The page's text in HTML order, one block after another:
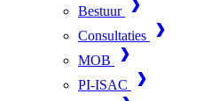
Bestuur
Consultaties
MOB
PI-ISAC